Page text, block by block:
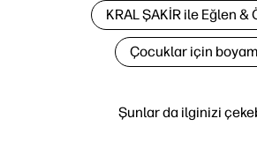
Şunlar da ilginizi
KRAL ŞAKİR ile Eğlen &
Çocuklar için